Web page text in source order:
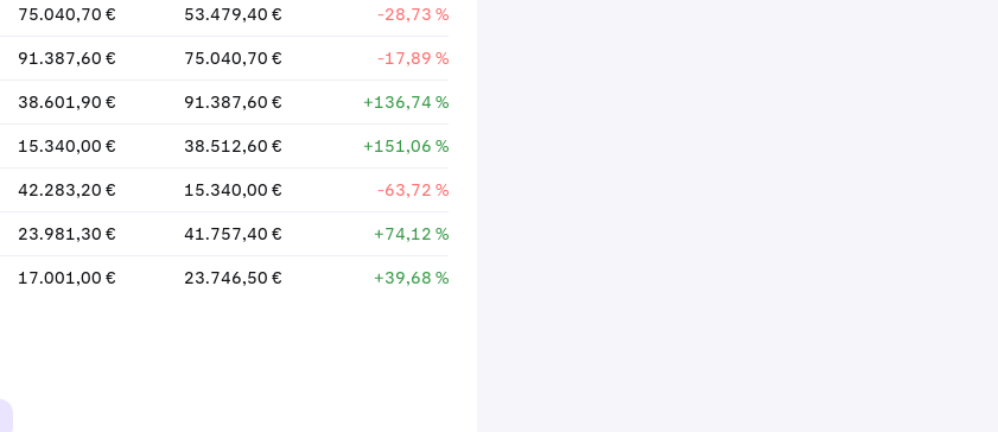
75.040,70 € 53.479,40 € -28,73 %
91.387,60 € 75.040,70 € -17,89 %
38.601,90 € 91.387,60 € +136,74 %
15.340,00 € 38.512,60 € +151,06 %
42.283,20 € 15.340,00 € -63,72 %
23.981,30 € 41.757,40 € +74,12 %
17.001,00 € 23.746,50 € +39,68 %